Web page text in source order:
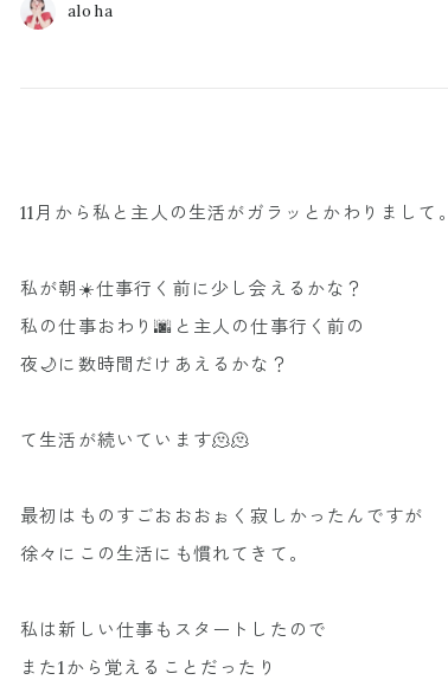
aloha
11月から私と主人の生活がガラッとかわりまして。
私が朝☀️仕事行く前に少し会えるかな？
私の仕事おわり🌆と主人の仕事行く前の
夜🌙に数時間だけあえるかな？
て生活が続いています🫠🫠
最初はものすごおおおぉく寂しかったんですが
徐々にこの生活にも慣れてきて。
私は新しい仕事もスタートしたので
また1から覚えることだったり